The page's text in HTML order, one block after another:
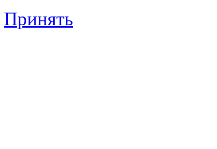
Принять